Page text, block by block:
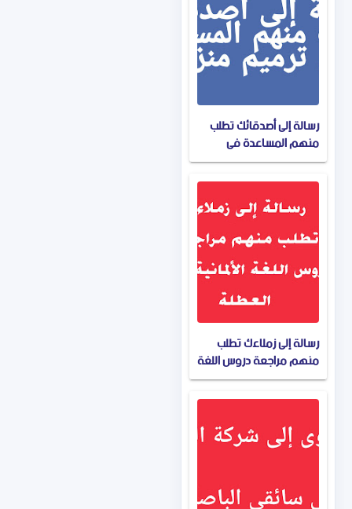
رسالة إلى أصدقائك تطلب
منهم المساعدة في
ترميم منزلك.
رسالة إلى زملاءك تطلب
منهم مراجعة دروس اللغة
الألمانية أثناء العطلة.